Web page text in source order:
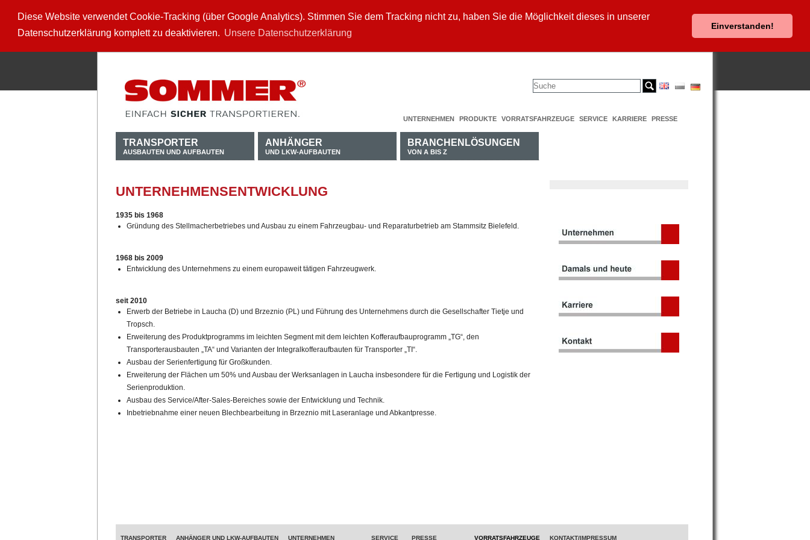
Diese Website verwendet Cookie-Tracking (über Google Analytics). Stimmen Sie dem Tracking nicht zu, haben Sie die Möglichkeit dieses in unserer
Datenschutzerklärung komplett zu deaktivieren. Unsere Datenschutzerklärung
Einverstanden!
UNTERNEHMEN PRODUKTE VORRATSFAHRZEUGE SERVICE KARRIERE PRESSE
TRANSPORTER
AUSBAUTEN UND AUFBAUTEN
ANHÄNGER
UND LKW-AUFBAUTEN
BRANCHENLÖSUNGEN
VON A BIS Z
UNTERNEHMENSENTWICKLUNG
1935 bis 1968
Gründung des Stellmacherbetriebes und Ausbau zu einem Fahrzeugbau- und Reparaturbetrieb am Stammsitz Bielefeld.
1968 bis 2009
Entwicklung des Unternehmens zu einem europaweit tätigen Fahrzeugwerk.
seit 2010
Erwerb der Betriebe in Laucha (D) und Brzeznio (PL) und Führung des Unternehmens durch die Gesellschafter Tietje und
Tropsch.
Erweiterung des Produktprogramms im leichten Segment mit dem leichten Kofferaufbauprogramm „TG“, den
Transporterausbauten „TA“ und Varianten der Integralkofferaufbauten für Transporter „TI“.
Ausbau der Serienfertigung für Großkunden.
Erweiterung der Flächen um 50% und Ausbau der Werksanlagen in Laucha insbesondere für die Fertigung und Logistik der
Serienproduktion.
Ausbau des Service/After-Sales-Bereiches sowie der Entwicklung und Technik.
Inbetriebnahme einer neuen Blechbearbeitung in Brzeznio mit Laseranlage und Abkantpresse.
TRANSPORTER ANHÄNGER UND LKW-AUFBAUTEN UNTERNEHMEN SERVICE PRESSE VORRATSFAHRZEUGE KONTAKT/IMPRESSUM